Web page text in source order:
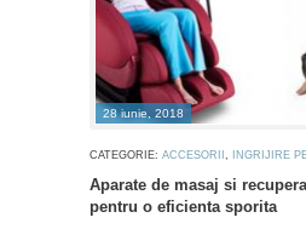
28 iunie, 2018
CATEGORIE: ACCESORII , INGRIJIRE
Aparate de masaj si
pentru o eficienta sporita